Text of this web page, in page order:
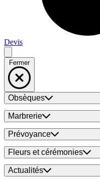
Devis
Fermer
Obsèques
Marbrerie
Prévoyance
Fleurs et cérémonies
Actualités